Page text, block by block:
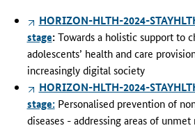
HORIZON-HLTH-2024-
stage:Towards a holistic support to
adolescents’ health and care
increasingly digital society
HORIZON-HLTH-2024-
stage:Personalised prevention of
diseases - addressing areas of unmet